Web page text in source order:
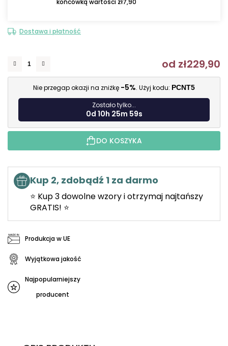
końcówką wartości zł7,90
Dostawa i płatność
od zł229,90
Nie przegap okazji na zniżkę -5%. Użyj kodu: PCNT5
Zostało tylko...
0d 10h 25m 58s
DO KOSZYKA
Kup 2, zdobądź 1 za darmo
⭐ Kup 3 dowolne wzory i otrzymaj najtańszy
GRATIS! ⭐
Produkcja w UE
Wyjątkowa jakość
Najpopularniejszy
producent